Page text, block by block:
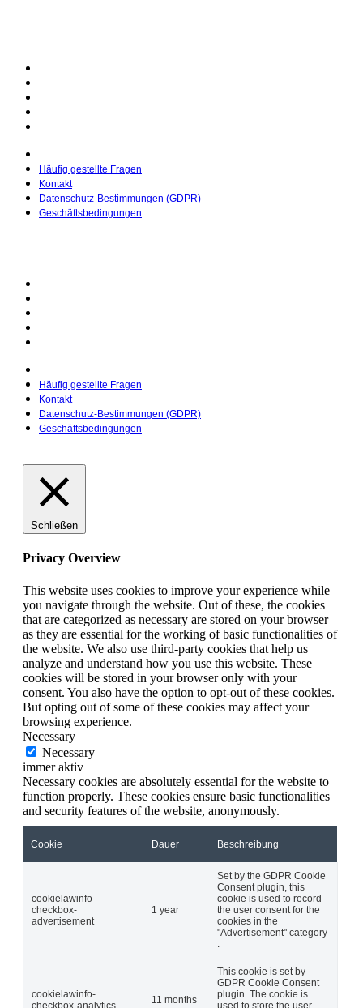
Häufig gestellte Fragen
Kontakt
Datenschutz-Bestimmungen (GDPR)
Geschäftsbedingungen
Häufig gestellte Fragen
Kontakt
Datenschutz-Bestimmungen (GDPR)
Geschäftsbedingungen
Schließen
Privacy Overview
This website uses cookies to improve your experience while
you navigate through the website. Out of these, the cookies
that are categorized as necessary are stored on your browser
as they are essential for the working of basic functionalities of
the website. We also use third-party cookies that help us
analyze and understand how you use this website. These
cookies will be stored in your browser only with your
consent. You also have the option to opt-out of these cookies.
But opting out of some of these cookies may affect your
browsing experience.
Necessary
Necessary
immer aktiv
Necessary cookies are absolutely essential for the website to
function properly. These cookies ensure basic functionalities
and security features of the website, anonymously.
Cookie Dauer Beschreibung
cookielawinfo-
checkbox-
advertisement
1 year
Set by the GDPR Cookie
Consent plugin, this
cookie is used to record
the user consent for the
cookies in the
"Advertisement" category
cookielawinfo-
checkbox-analytics
11 months
This cookie is set by
GDPR Cookie Consent
plugin. The cookie is
used to store the user